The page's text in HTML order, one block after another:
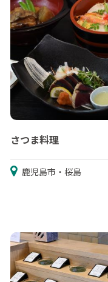
さつま料理
鹿児島市・桜島